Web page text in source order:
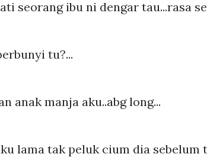
seorang ibu ni dengar tau...rasa
tu?...
anak manja aku..abg long...
lama tak peluk cium dia sebelum